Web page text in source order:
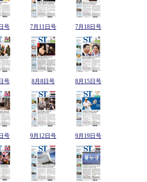
号 7月11日号 7月18日号
号 8月8日号 8月15日号
号 9月12日号 9月19日号